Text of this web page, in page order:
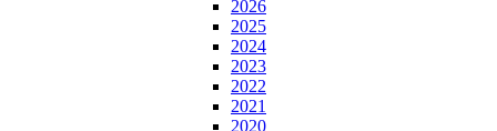
2026
2025
2024
2023
2022
2021
2020